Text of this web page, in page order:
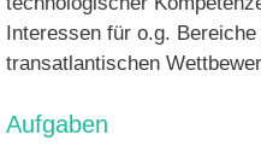
Interessen für o.g.
transatlantischen
Aufgaben